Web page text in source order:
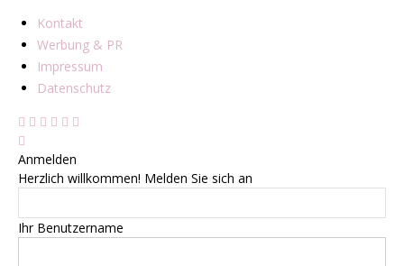
Kontakt
Werbung & PR
Impressum
Datenschutz
Anmelden
Herzlich willkommen! Melden Sie sich an
Ihr Benutzername